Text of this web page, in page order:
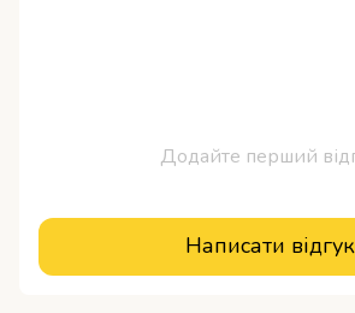
Додайте перший
Написати відгук